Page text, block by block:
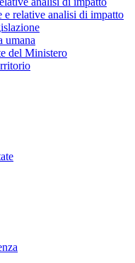
e relative analisi di impatto
umana
del Ministero